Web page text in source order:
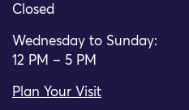
Closed
Wednesday to Sunday:
12 PM – 5 PM
Plan Your Visit